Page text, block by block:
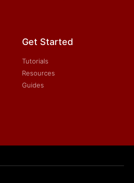
Get Started
Tutorials
Resources
Guides